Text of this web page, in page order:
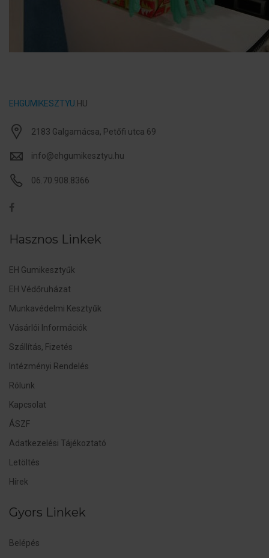
EHGUMIKESZTYU .HU
2183 Galgamácsa, Petőfi utca 69
info@ehgumikesztyu.hu
06.70.908.8366
Hasznos Linkek
EH Gumikesztyűk
EH Védőruházat
Munkavédelmi Kesztyűk
Vásárlói Információk
Szállítás, Fizetés
Intézményi Rendelés
Rólunk
Kapcsolat
ÁSZF
Adatkezelési Tájékoztató
Letöltés
Hírek
Gyors Linkek
Belépés